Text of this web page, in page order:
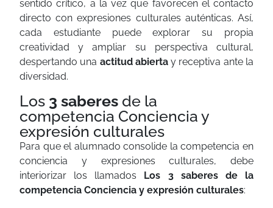
sentido crítico, a la vez que favorecen el contacto
directo con expresiones culturales auténticas. Así,
cada estudiante puede explorar su propia
creatividad y ampliar su perspectiva cultural,
despertando una actitud abiertay receptiva ante la
diversidad.
Los 3 saberes de la
competencia Conciencia y
expresión culturales
Para que el alumnado consolide la competencia en
conciencia y expresiones culturales, debe
interiorizar los llamados Los 3 saberes de la
competencia Conciencia y expresión culturales: